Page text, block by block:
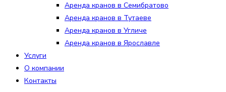
Аренда кранов в Семибратово
Аренда кранов в Тутаеве
Аренда кранов в Угличе
Аренда кранов в Ярославле
Услуги
О компании
Контакты